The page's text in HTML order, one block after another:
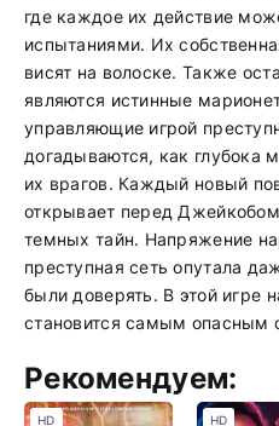
где каждое их действие
испытаниями. Их
висят на волоске. Также
являются истинные
управляющие игрой
догадываются, как глубока
их врагов. Каждый новый
открывает перед
темных тайн. Напряжение
преступная сеть опутала
были доверять. В этой игре
становится самым опасным
Рекомендуем:
HD HD